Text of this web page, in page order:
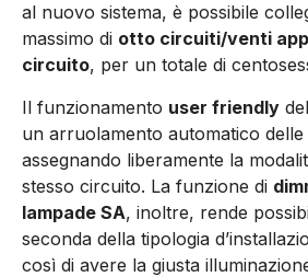
al nuovo sistema, è possibile
massimo di otto circuiti/venti
circuito, per un totale di
Il funzionamento user friendly
un arruolamento automatico delle
assegnando liberamente la
stesso circuito. La funzione di
lampade SA, inoltre, rende
seconda della tipologia
così di avere la giusta